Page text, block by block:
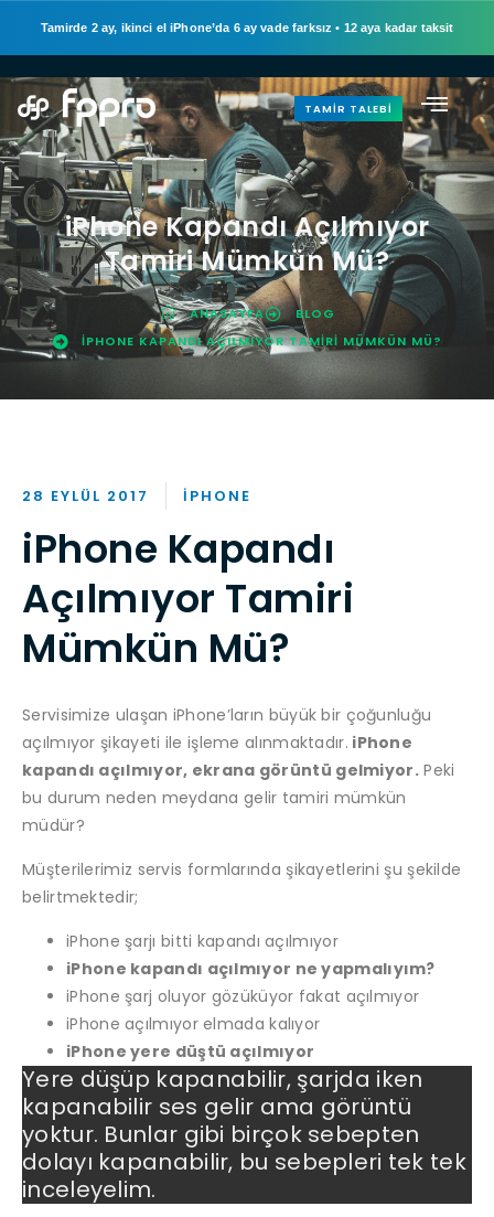
Tamirde 2 ay, ikinci el iPhone’da 6 ay vade farksız • 12 aya kadar taksit
TAMIR TALEBI
iPhone Kapandı Açılmıyor
Tamiri Mümkün Mü?
ANASAYFA
BLOG
IPHONE KAPANDI AÇILMIYOR TAMIRI MÜMKÜN MÜ?
28 EYLÜL 2017 IPHONE
iPhone Kapandı
Açılmıyor Tamiri
Mümkün Mü?
Servisimize ulaşan iPhone’ların büyük bir çoğunluğu
açılmıyor şikayeti ile işleme alınmaktadır. iPhone
kapandı açılmıyor, ekrana görüntü gelmiyor.Peki
bu durum neden meydana gelir tamiri mümkün
müdür?
Müşterilerimiz servis formlarında şikayetlerini şu şekilde
belirtmektedir;
iPhone şarjı bitti kapandı açılmıyor
iPhone kapandı açılmıyor ne yapmalıyım?
iPhone şarj oluyor gözüküyor fakat açılmıyor
iPhone açılmıyor elmada kalıyor
iPhone yere düştü açılmıyor
Yere düşüp kapanabilir, şarjda iken
kapanabilir ses gelir ama görüntü
yoktur. Bunlar gibi birçok sebepten
dolayı kapanabilir, bu sebepleri tek tek
inceleyelim.